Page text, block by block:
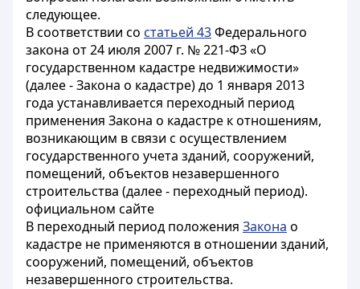
следующее.
В соответствии со статьей 43Федерального
закона от 24 июля 2007 г. № 221-ФЗ «О
государственном кадастре недвижимости»
(далее - Закона о кадастре) до 1 января 2013
года устанавливается переходный период
применения Закона о кадастре к отношениям,
возникающим в связи с осуществлением
государственного учета зданий, сооружений,
помещений, объектов незавершенного
строительства (далее - переходный период).
официальном сайте
В переходный период положения Закона о
кадастре не применяются в отношении зданий,
сооружений, помещений, объектов
незавершенного строительства.